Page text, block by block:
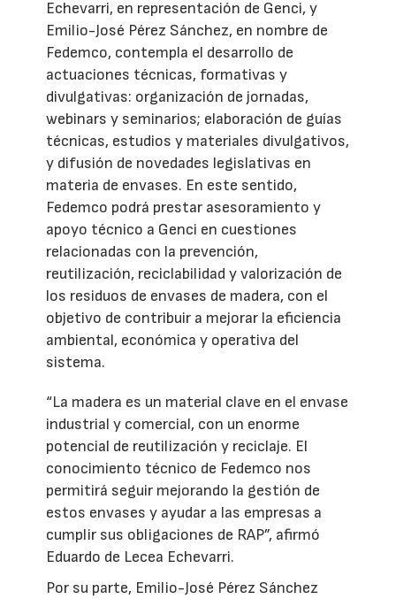
Echevarri, en representación de Genci, y
Emilio-José Pérez Sánchez, en nombre de
Fedemco, contempla el desarrollo de
actuaciones técnicas, formativas y
divulgativas: organización de jornadas,
webinars y seminarios; elaboración de guías
técnicas, estudios y materiales divulgativos,
y difusión de novedades legislativas en
materia de envases. En este sentido,
Fedemco podrá prestar asesoramiento y
apoyo técnico a Genci en cuestiones
relacionadas con la prevención,
reutilización, reciclabilidad y valorización de
los residuos de envases de madera, con el
objetivo de contribuir a mejorar la eficiencia
ambiental, económica y operativa del
sistema.
“La madera es un material clave en el envase
industrial y comercial, con un enorme
potencial de reutilización y reciclaje. El
conocimiento técnico de Fedemco nos
permitirá seguir mejorando la gestión de
estos envases y ayudar a las empresas a
cumplir sus obligaciones de RAP”, afirmó
Eduardo de Lecea Echevarri.
Por su parte, Emilio-José Pérez Sánchez